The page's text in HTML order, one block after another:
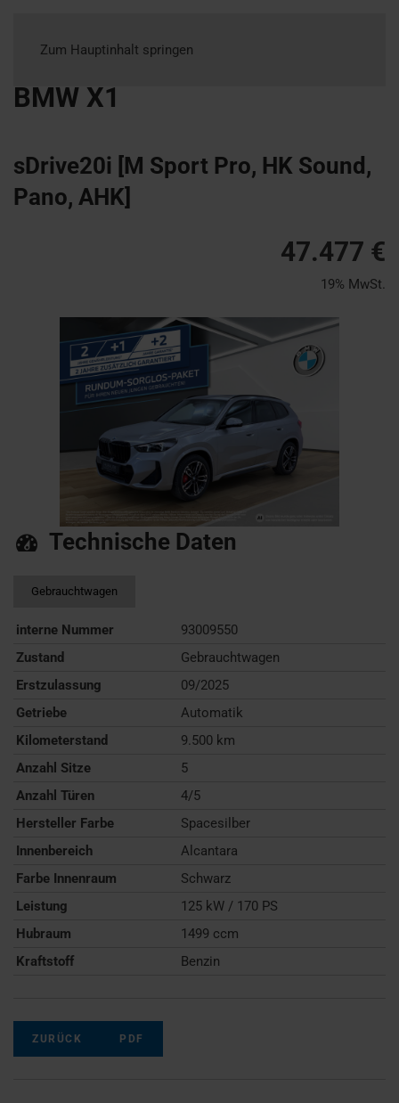
Zum Hauptinhalt springen
BMW X1
sDrive20i [M Sport Pro, HK Sound,
Pano, AHK]
47.477 €
19% MwSt.
Technische Daten
Gebrauchtwagen
interne Nummer
93009550
Zustand
Gebrauchtwagen
Erstzulassung
09/2025
Getriebe
Automatik
Kilometerstand
9.500 km
Anzahl Sitze
5
Anzahl Türen
4/5
Hersteller Farbe
Spacesilber
Innenbereich
Alcantara
Farbe Innenraum
Schwarz
Leistung
125 kW / 170 PS
Hubraum
1499 ccm
Kraftstoff
Benzin
ZURÜCK PDF